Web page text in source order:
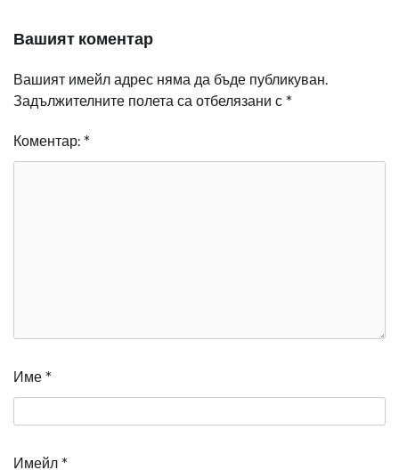
Вашият коментар
Вашият имейл адрес няма да бъде публикуван.
Задължителните полета са отбелязани с *
Коментар: *
Име *
Имейл *